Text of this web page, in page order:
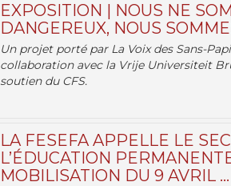
EXPOSITION | NOUS NE
DANGEREUX, NOUS
Un projet porté par La Voix des Sans-
collaboration avec la Vrije Universiteit
soutien du CFS.
LA FESEFA APPELLE LE
L’ÉDUCATION
MOBILISATION DU 9 AVRIL